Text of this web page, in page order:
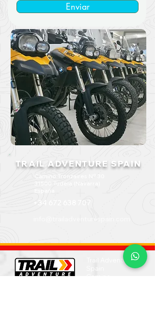
Enviar
TRAIL ADVENTURE SPAIN
Camino Tronzaires Nº 30
España
+34 672 638 707
info@trailadventurespain.com
Trail Adventure
Spain
Camino